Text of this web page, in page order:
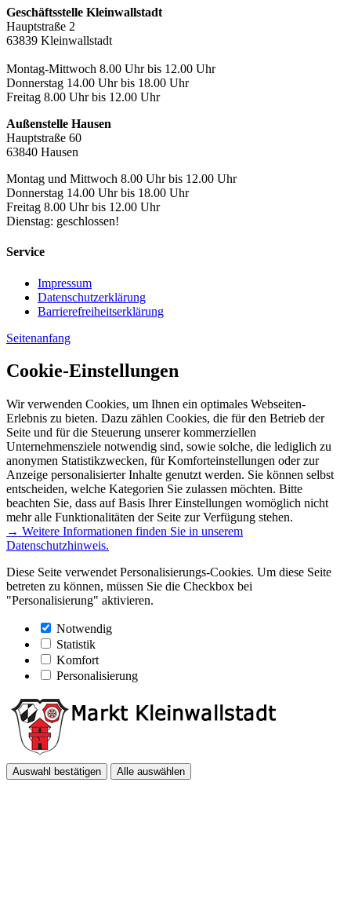
Geschäftsstelle Kleinwallstadt
Hauptstraße 2
63839 Kleinwallstadt
Montag-Mittwoch 8.00 Uhr bis 12.00 Uhr
Donnerstag 14.00 Uhr bis 18.00 Uhr
Freitag 8.00 Uhr bis 12.00 Uhr
Außenstelle Hausen
Hauptstraße 60
63840 Hausen
Montag und Mittwoch 8.00 Uhr bis 12.00 Uhr
Donnerstag 14.00 Uhr bis 18.00 Uhr
Freitag 8.00 Uhr bis 12.00 Uhr
Dienstag: geschlossen!
Service
Impressum
Datenschutzerklärung
Barrierefreiheitserklärung
Seitenanfang
Cookie-Einstellungen
Wir verwenden Cookies, um Ihnen ein optimales Webseiten-
Erlebnis zu bieten. Dazu zählen Cookies, die für den Betrieb der
Seite und für die Steuerung unserer kommerziellen
Unternehmensziele notwendig sind, sowie solche, die lediglich zu
anonymen Statistikzwecken, für Komforteinstellungen oder zur
Anzeige personalisierter Inhalte genutzt werden. Sie können selbst
entscheiden, welche Kategorien Sie zulassen möchten. Bitte
beachten Sie, dass auf Basis Ihrer Einstellungen womöglich nicht
mehr alle Funktionalitäten der Seite zur Verfügung stehen.
→ Weitere Informationen finden Sie in unserem
Datenschutzhinweis.
Diese Seite verwendet Personalisierungs-Cookies. Um diese Seite
betreten zu können, müssen Sie die Checkbox bei
"Personalisierung" aktivieren.
Notwendig
Statistik
Komfort
Personalisierung
Auswahl bestätigen Alle auswählen